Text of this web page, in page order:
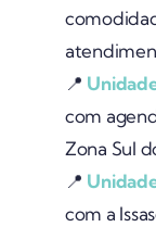
📍
com
Zona Sul
📍
com a